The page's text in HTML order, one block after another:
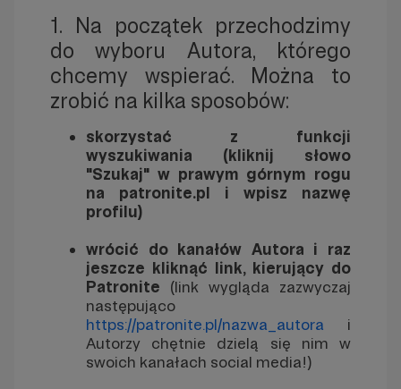
1. Na początek przechodzimy
do wyboru Autora, którego
chcemy wspierać. Można to
zrobić na kilka sposobów:
skorzystać z funkcji
wyszukiwania (kliknij słowo
"Szukaj" w prawym górnym rogu
na patronite.pl i wpisz nazwę
profilu)
wrócić do kanałów Autora i raz
jeszcze kliknąć link, kierujący do
Patronite (link wygląda zazwyczaj
następująco
https://patronite.pl/nazwa_autora i
Autorzy chętnie dzielą się nim w
swoich kanałach social media!)